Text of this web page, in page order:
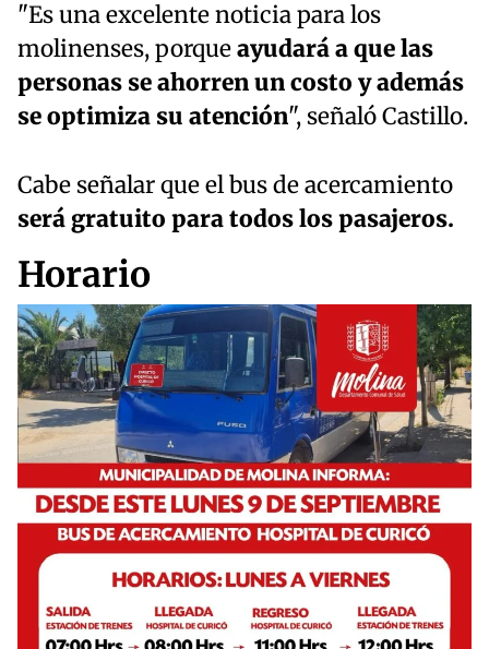
"Es una excelente noticia para los
molinenses, porqueayudará a que las
personas se ahorren un costo y además
se optimiza su atención", señaló Castillo.
Cabe señalar que el bus de acercamiento
será gratuito para todos los pasajeros.
Horario